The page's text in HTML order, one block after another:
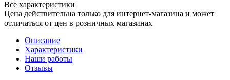
Все характеристики
Цена действительна только для интернет-магазина и может
отличаться от цен в розничных магазинах
Описание
Характеристики
Наши работы
Отзывы